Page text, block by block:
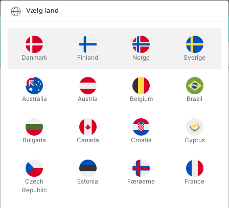
CLOSE-UP TRYLLERI TIME ELEMENT CYLINDERS - Lubor Fiedler
TIME ELEMENT CYLINDERS - Lubor
Fiedler
Varenummer:
UDSOLGT LIGE NU
Vælg land
Danmark Finland Norge Sverige
Australia Austria Belgium Brazil
Bulgaria Canada Croatia Cyprus
Czech
Republic
Estonia Færøerne France